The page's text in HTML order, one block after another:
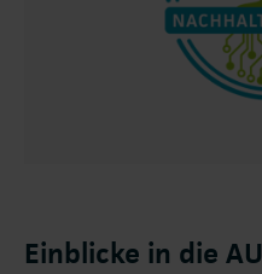
Einblicke in die AU